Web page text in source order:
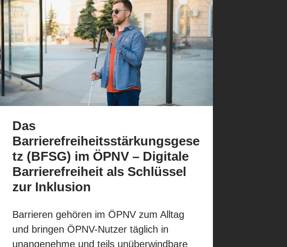
Das
Barrierefreiheitsstärkungsgese
tz (BFSG) im ÖPNV – Digitale
Barrierefreiheit als Schlüssel
zur Inklusion
Barrieren gehören im ÖPNV zum Alltag
und bringen ÖPNV-Nutzer täglich in
unangenehme und teils unüberwindbare